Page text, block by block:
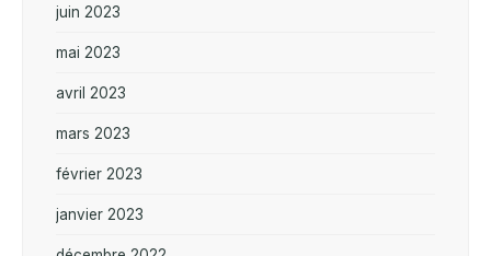
juin 2023
mai 2023
avril 2023
mars 2023
février 2023
janvier 2023